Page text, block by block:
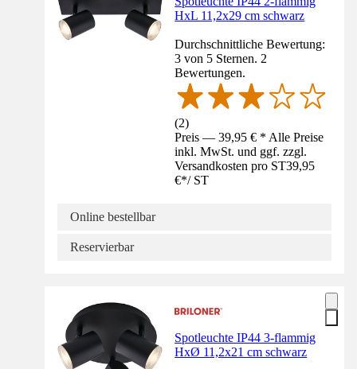
HxL 11,2x29 cm schwarz
Durchschnittliche Bewertung:
3 von 5 Sternen. 2
Bewertungen.
(2)
Preis — 39,95 € * Alle Preise
inkl. MwSt. und ggf. zzgl.
Versandkosten pro ST39,95
€*/ ST
Online bestellbar
Reservierbar
Spotleuchte IP44 3-flammig
HxØ 11,2x21 cm schwarz